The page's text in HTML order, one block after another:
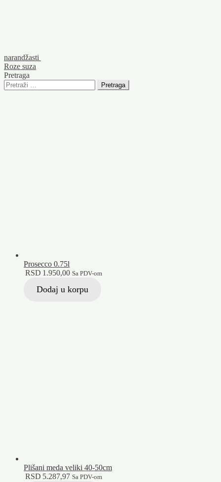
narandžasti
Roze suza
Pretraga
Pretraga:
Prosecco 0.75l
RSD 1.950,00 Sa PDV-om
Dodaj u korpu
Plišani meda veliki 40-50cm
RSD 5.287,97 Sa PDV-om